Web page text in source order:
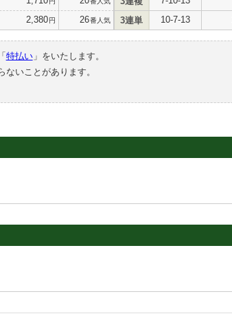
2,380円 26番人気 3連単 10-7-13
特払い」をいたします。
ないことがあります。